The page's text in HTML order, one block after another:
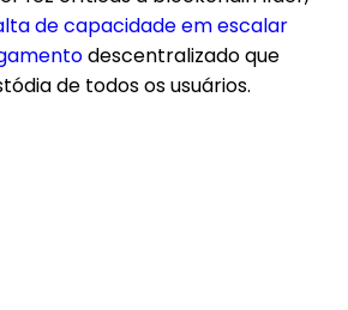
de capacidade em escalar
descentralizado que
de todos os usuários.